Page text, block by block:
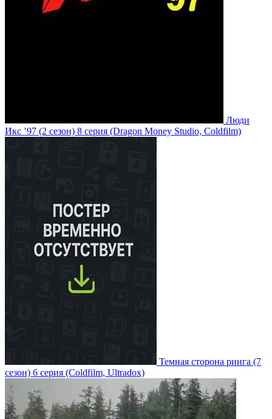
Люди
Икс ’97 (2 сезон) 8 серия (Dragon Money Studio, Coldfilm)
Темная сторона ринга (7
сезон) 6 серия (Coldfilm, Ultradox)